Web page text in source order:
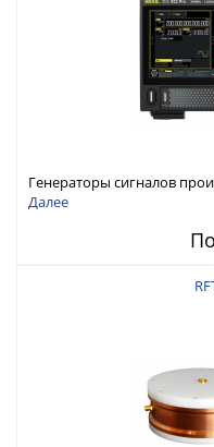
Генераторы сигналов
Pro с максимальной
Далее